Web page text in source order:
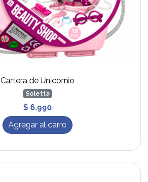
Cartera de Unicornio
Soletta
$ 6.990
Agregar al carro